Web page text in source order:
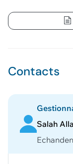
Contacts
Salah